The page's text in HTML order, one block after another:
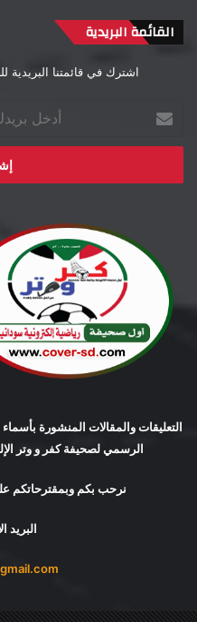
القائمة البريدية
اشترك في قائمتنا البريدية
بريدك
الإلكتروني
التعليقات والمقالات المنشورة
الرسمي لصحيفة كفر و وتر
نرحب بكم وبمقترحاتكم
البريد